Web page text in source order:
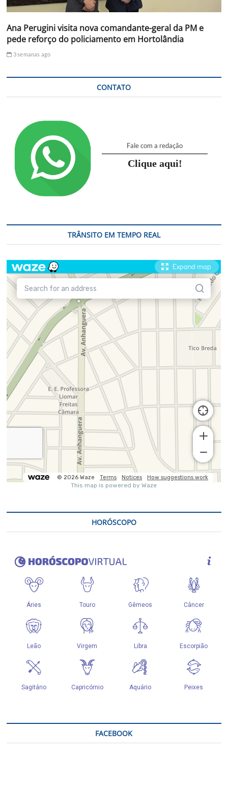
Ana Perugini visita nova comandante-geral da PM e
pede reforço do policiamento em Hortolândia
3 semanas ago
CONTATO
Fale com a redação
Clique aqui!
TRÂNSITO EM TEMPO REAL
HORÓSCOPO
FACEBOOK